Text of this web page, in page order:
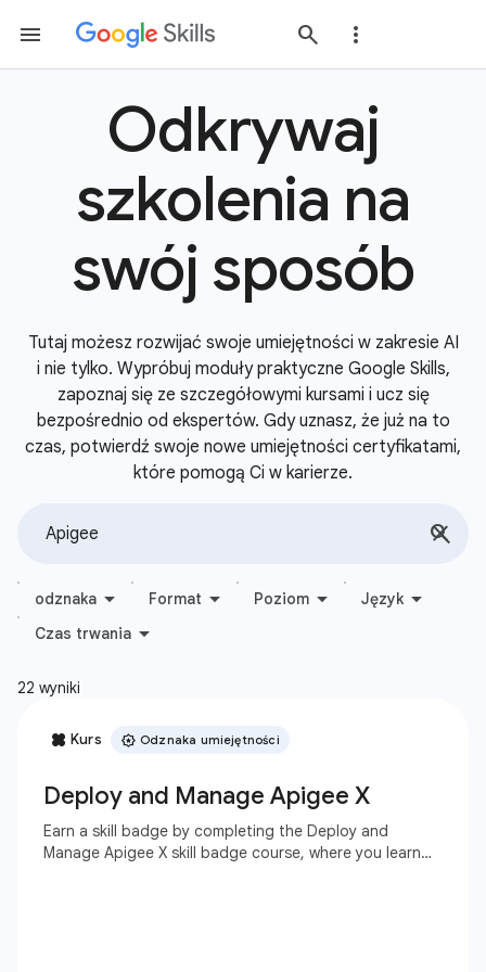
Odkrywaj
szkolenia na
swój sposób
Tutaj możesz rozwijać swoje umiejętności w zakresie AI
i nie tylko. Wypróbuj moduły praktyczne Google Skills,
zapoznaj się ze szczegółowymi kursami i ucz się
bezpośrednio od ekspertów. Gdy uznasz, że już na to
czas, potwierdź swoje nowe umiejętności certyfikatami,
które pomogą Ci w karierze.